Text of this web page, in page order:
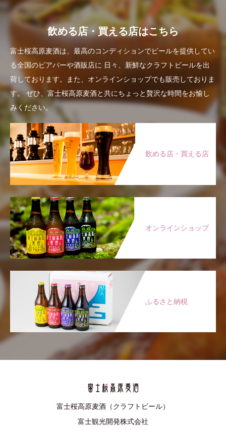
飲める店・買える店はこちら
富士桜高原麦酒は、最高のコンディションでビールを提供してい
る全国のビアバーや酒販店に 日々、新鮮なクラフトビールを出
荷しております。また、オンラインショップでも販売しておりま
す。ぜひ、富士桜高原麦酒と共にちょっと贅沢な時間をお愉し
みください。
飲める店・買える店
オンラインショップ
ふるさと納税
富士桜高原麦酒（クラフトビール）
富士観光開発株式会社